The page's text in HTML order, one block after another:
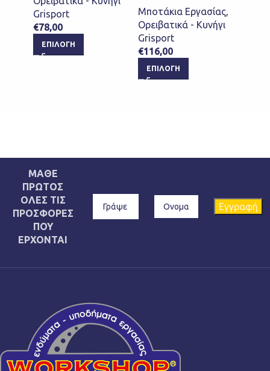
Grisport
€78,00
ΕΠΙΛΟΓΉ
Μποτάκια Εργασίας,
Ορειβατικά - Κυνήγι
Grisport
€116,00
ΕΠΙΛΟΓΉ
ΜΑΘΕ
ΠΡΩΤΟΣ
ΟΛΕΣ ΤΙΣ
ΠΡΟΣΦΟΡΕΣ
ΠΟΥ
ΕΡΧΟΝΤΑΙ